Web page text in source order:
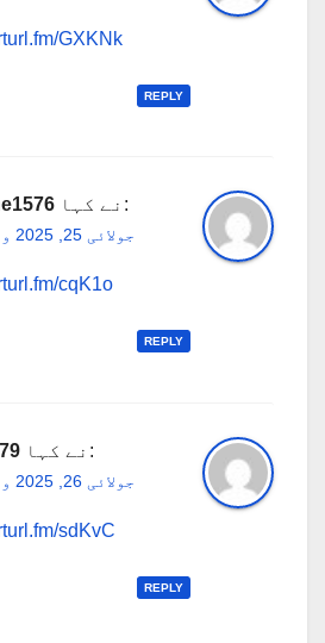
GXKNk
REPLY
نے کہا:
جولائی 25, 2025 وقت 4:44 شام
cqK1o
REPLY
نے کہا:
جولائی 26, 2025 وقت 6:59 صبح
sdKvC
REPLY